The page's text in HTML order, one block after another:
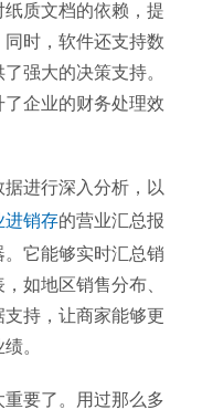
质文档的依赖，提
时，软件还支持数
强大的决策支持。
企业的财务处理效
进行深入分析，以
进销存的营业汇总报
它能够实时汇总销
如地区销售分布、
持，让商家能够更
。
要了。用过那么多